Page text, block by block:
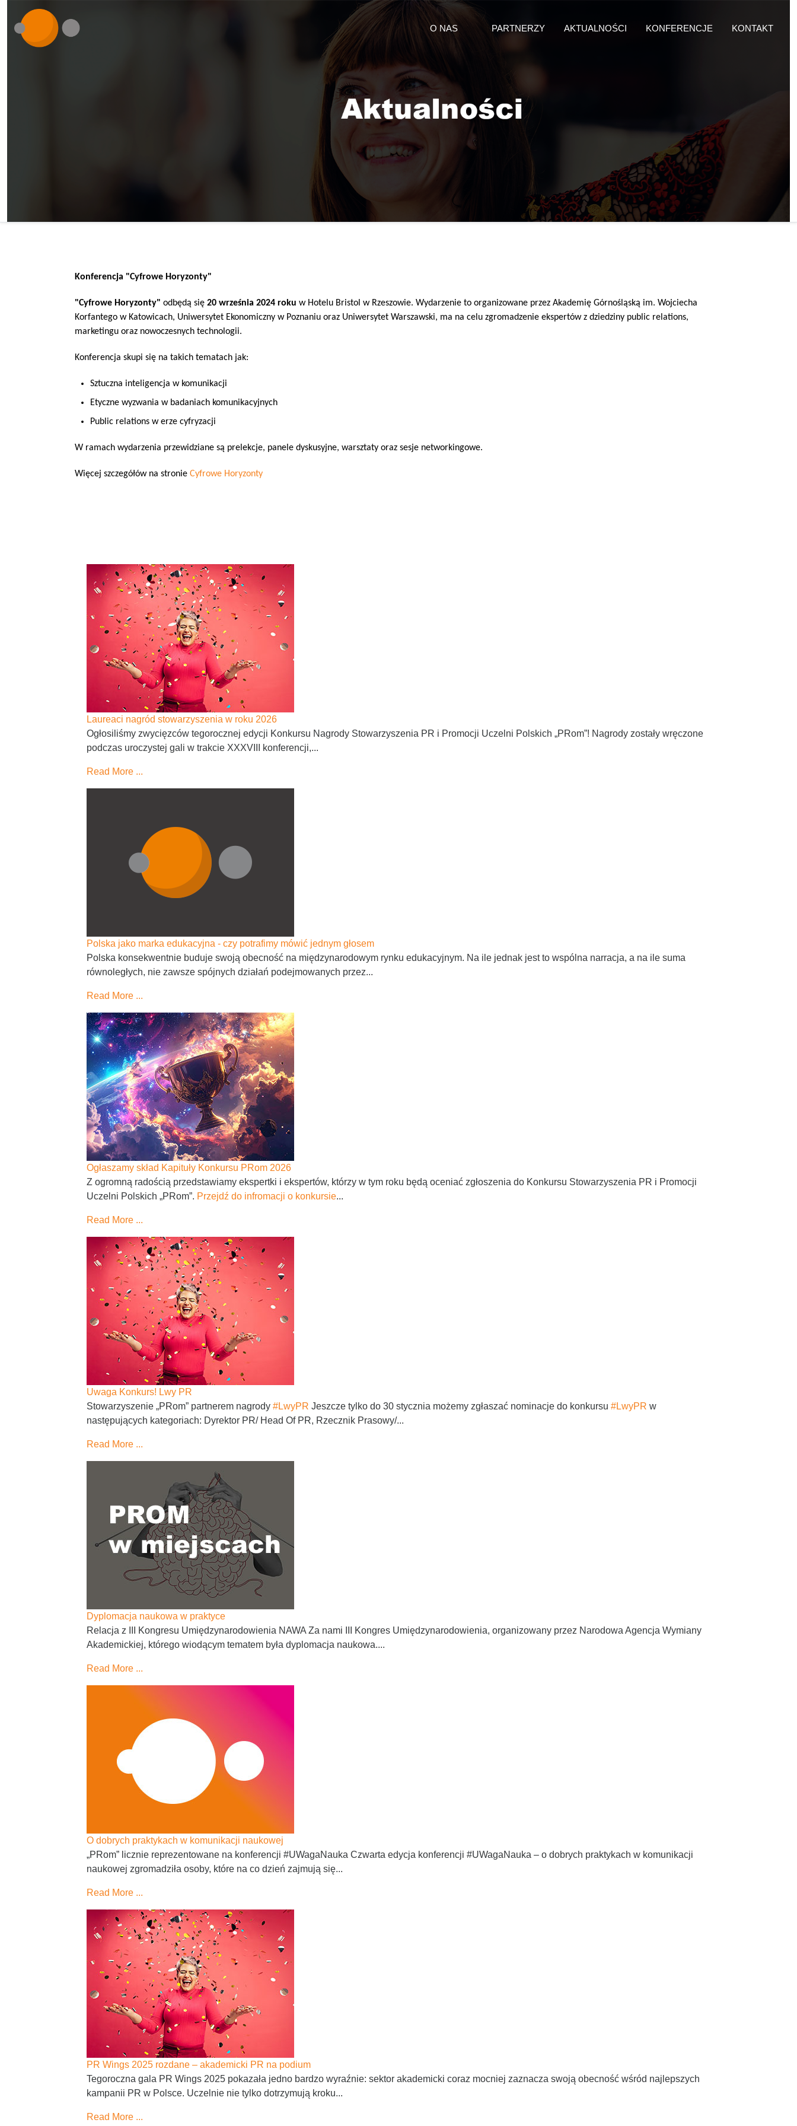
O NAS PARTNERZY AKTUALNOŚCI KONFERENCJE KONTAKT
Konferencja "Cyfrowe Horyzonty"
"Cyfrowe Horyzonty" odbędą się 20 września 2024 roku w Hotelu Bristol w Rzeszowie. Wydarzenie to organizowane przez Akademię Górnośląską im. Wojciecha
Korfantego w Katowicach, Uniwersytet Ekonomiczny w Poznaniu oraz Uniwersytet Warszawski, ma na celu zgromadzenie ekspertów z dziedziny public relations,
marketingu oraz nowoczesnych technologii.
Konferencja skupi się na takich tematach jak:
Sztuczna inteligencja w komunikacji
Etyczne wyzwania w badaniach komunikacyjnych
Public relations w erze cyfryzacji
W ramach wydarzenia przewidziane są prelekcje, panele dyskusyjne, warsztaty oraz sesje networkingowe.
Więcej szczegółów na stronie Cyfrowe Horyzonty
Laureaci nagród stowarzyszenia w roku 2026
Ogłosiliśmy zwycięzców tegorocznej edycji Konkursu Nagrody Stowarzyszenia PR i Promocji Uczelni Polskich „PRom”! Nagrody zostały wręczone
podczas uroczystej gali w trakcie XXXVIII konferencji,...
Read More ...
Polska jako marka edukacyjna - czy potrafimy mówić jednym głosem
Polska konsekwentnie buduje swoją obecność na międzynarodowym rynku edukacyjnym. Na ile jednak jest to wspólna narracja, a na ile suma
równoległych, nie zawsze spójnych działań podejmowanych przez...
Read More ...
Ogłaszamy skład Kapituły Konkursu PRom 2026
Z ogromną radością przedstawiamy ekspertki i ekspertów, którzy w tym roku będą oceniać zgłoszenia do Konkursu Stowarzyszenia PR i Promocji
Uczelni Polskich „PRom”. Przejdź do infromacji o konkursie...
Read More ...
Uwaga Konkurs! Lwy PR
Stowarzyszenie „PRom” partnerem nagrody #LwyPR Jeszcze tylko do 30 stycznia możemy zgłaszać nominacje do konkursu #LwyPR w
następujących kategoriach: Dyrektor PR/ Head Of PR, Rzecznik Prasowy/...
Read More ...
Dyplomacja naukowa w praktyce
Relacja z III Kongresu Umiędzynarodowienia NAWA Za nami III Kongres Umiędzynarodowienia, organizowany przez Narodowa Agencja Wymiany
Akademickiej, którego wiodącym tematem była dyplomacja naukowa....
Read More ...
O dobrych praktykach w komunikacji naukowej
„PRom” licznie reprezentowane na konferencji #UWagaNauka Czwarta edycja konferencji #UWagaNauka – o dobrych praktykach w komunikacji
naukowej zgromadziła osoby, które na co dzień zajmują się...
Read More ...
PR Wings 2025 rozdane – akademicki PR na podium
Tegoroczna gala PR Wings 2025 pokazała jedno bardzo wyraźnie: sektor akademicki coraz mocniej zaznacza swoją obecność wśród najlepszych
kampanii PR w Polsce. Uczelnie nie tylko dotrzymują kroku...
Read More ...